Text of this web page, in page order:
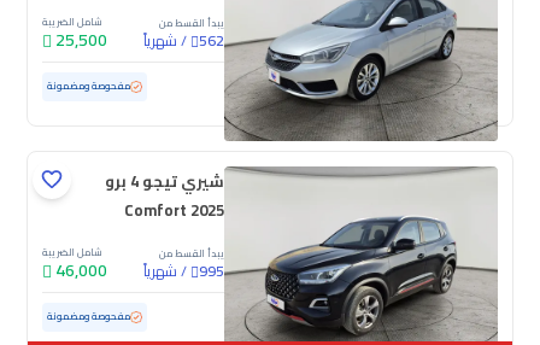
يبدأ القسط من
562
/شهرياً
شامل الضريبة
25,500
مستعملة 114,670 كم مفحوصة ومضمونة
شيري تيجو 4 برو
Comfort 2025
يبدأ القسط من
995
/شهرياً
شامل الضريبة
46,000
مستعملة 26,262 كم ممشى قليل مفحوصة ومضمونة